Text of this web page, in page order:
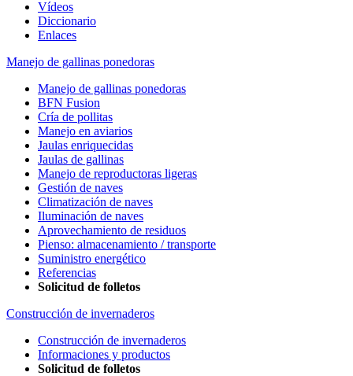
Vídeos
Diccionario
Enlaces
Manejo de gallinas ponedoras
Manejo de gallinas ponedoras
BFN Fusion
Cría de pollitas
Manejo en aviarios
Jaulas enriquecidas
Jaulas de gallinas
Manejo de reproductoras ligeras
Gestión de naves
Climatización de naves
Iluminación de naves
Aprovechamiento de residuos
Pienso: almacenamiento / transporte
Suministro energético
Referencias
Solicitud de folletos
Construcción de invernaderos
Construcción de invernaderos
Informaciones y productos
Solicitud de folletos